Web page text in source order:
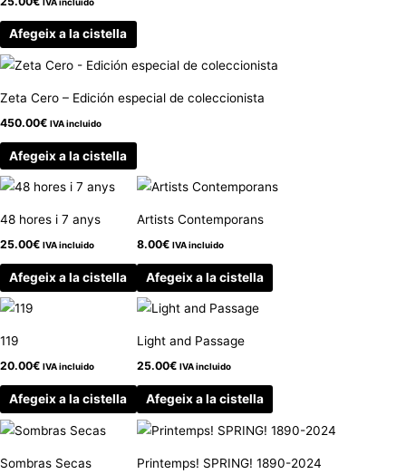
Afegeix a la cistella
Zeta Cero – Edición especial de coleccionista
450.00€ IVA incluido
Afegeix a la cistella
48 hores i 7 anys
25.00€ IVA incluido
Afegeix a la cistella
Artists Contemporans
8.00€ IVA incluido
Afegeix a la cistella
119
20.00€ IVA incluido
Afegeix a la cistella
Light and Passage
25.00€ IVA incluido
Afegeix a la cistella
Sombras Secas Printemps! SPRING! 1890-2024